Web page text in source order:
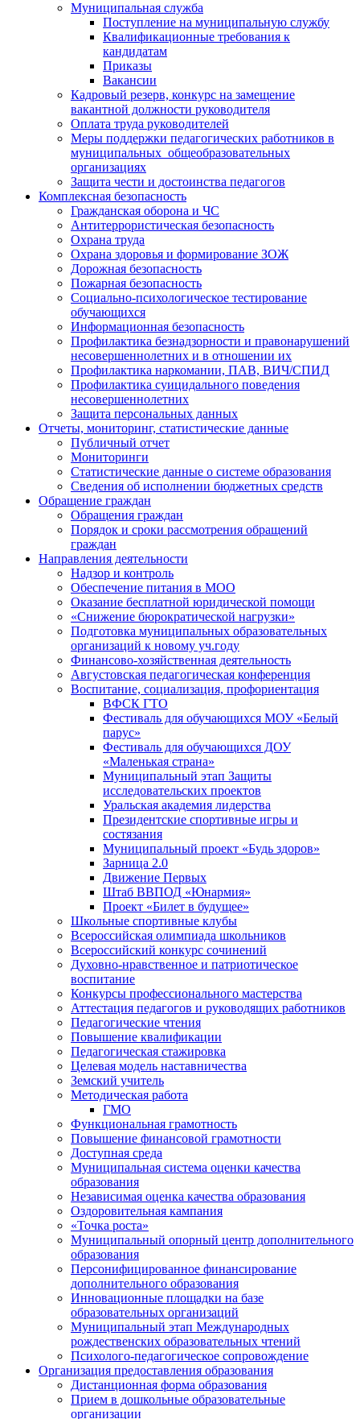
Муниципальная служба
Поступление на муниципальную службу
Квалификационные требования к
кандидатам
Приказы
Вакансии
Кадровый резерв, конкурс на замещение
вакантной должности руководителя
Оплата труда руководителей
Меры поддержки педагогических работников в
муниципальных общеобразовательных
организациях
Защита чести и достоинства педагогов
Комплексная безопасность
Гражданская оборона и ЧС
Антитеррористическая безопасность
Охрана труда
Охрана здоровья и формирование ЗОЖ
Дорожная безопасность
Пожарная безопасность
Социально-психологическое тестирование
обучающихся
Информационная безопасность
Профилактика безнадзорности и правонарушений
несовершеннолетних и в отношении их
Профилактика наркомании, ПАВ, ВИЧ/СПИД
Профилактика суицидального поведения
несовершеннолетних
Защита персональных данных
Отчеты, мониторинг, статистические данные
Публичный отчет
Мониторинги
Статистические данные о системе образования
Сведения об исполнении бюджетных средств
Обращение граждан
Обращения граждан
Порядок и сроки рассмотрения обращений
граждан
Направления деятельности
Надзор и контроль
Обеспечение питания в МОО
Оказание бесплатной юридической помощи
«Снижение бюрократической нагрузки»
Подготовка муниципальных образовательных
организаций к новому уч.году
Финансово-хозяйственная деятельность
Августовская педагогическая конференция
Воспитание, социализация, профориентация
ВФСК ГТО
Фестиваль для обучающихся МОУ «Белый
парус»
Фестиваль для обучающихся ДОУ
«Маленькая страна»
Муниципальный этап Защиты
исследовательских проектов
Уральская академия лидерства
Президентские спортивные игры и
состязания
Муниципальный проект «Будь здоров»
Зарница 2.0
Движение Первых
Штаб ВВПОД «Юнармия»
Проект «Билет в будущее»
Школьные спортивные клубы
Всероссийская олимпиада школьников
Всероссийский конкурс сочинений
Духовно-нравственное и патриотическое
воспитание
Конкурсы профессионального мастерства
Аттестация педагогов и руководящих работников
Педагогические чтения
Повышение квалификации
Педагогическая стажировка
Целевая модель наставничества
Земский учитель
Методическая работа
ГМО
Функциональная грамотность
Повышение финансовой грамотности
Доступная среда
Муниципальная система оценки качества
образования
Независимая оценка качества образования
Оздоровительная кампания
«Точка роста»
Муниципальный опорный центр дополнительного
образования
Персонифицированное финансирование
дополнительного образования
Инновационные площадки на базе
образовательных организаций
Муниципальный этап Международных
рождественских образовательных чтений
Психолого-педагогическое сопровождение
Организация предоставления образования
Дистанционная форма образования
Прием в дошкольные образовательные
организации